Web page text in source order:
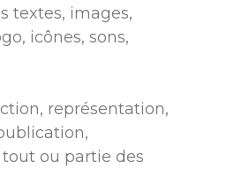
textes, images,
icônes, sons,
représentation,
ou partie des